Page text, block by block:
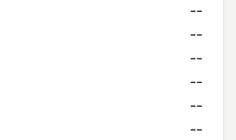
--
--
--
--
--
--